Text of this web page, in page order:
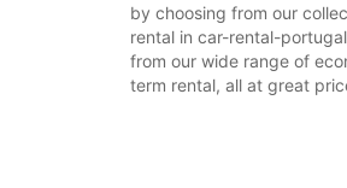
by choosing from our
rental in car-rental-
from our wide range of
term rental, all at great